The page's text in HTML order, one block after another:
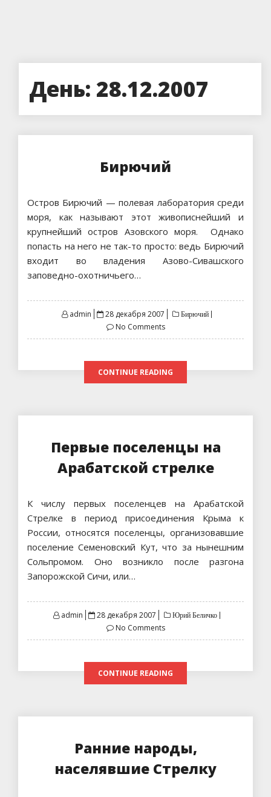
День: 28.12.2007
Бирючий
Остров Бирючий — полевая лаборатория среди
моря, как называют этот живописнейший и
крупнейший остров Азовского моря. Однако
попасть на него не так-то просто: ведь Бирючий
входит во владения Азово-Сивашского
заповедно-охотничьего…
admin
Posted
on
28 декабря 2007 Бирючий
No Comments
CONTINUE READING
Первые поселенцы на
Арабатской стрелке
К числу первых поселенцев на Арабатской
Стрелке в период присоединения Крыма к
России, относятся поселенцы, организовавшие
поселение Семеновский Кут, что за нынешним
Сольпромом. Оно возникло после разгона
Запорожской Сичи, или…
admin
Posted
28 декабря 2007 Юрий Беличко
No Comments
CONTINUE READING
Ранние народы,
населявшие Стрелку